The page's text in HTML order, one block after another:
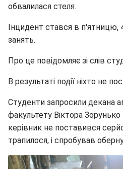
обвалилася стеля.
Інцидент стався в п'ятницю,
занять.
Про це повідомляє зі слів
В результаті події ніхто не
Студенти запросили декана
факультету Віктора
керівник не поставився
трапилося, і спробував